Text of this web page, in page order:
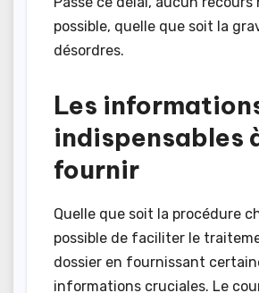
possible, quelle que soit la
désordres.
Les
indispensables
fournir
Quelle que soit la procédure
possible de faciliter le
dossier en fournissant
informations cruciales. Le